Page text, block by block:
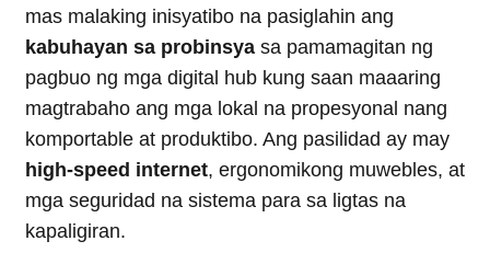
mas malaking inisyatibo na pasiglahin ang
kabuhayan sa probinsya sa pamamagitan ng
pagbuo ng mga digital hub kung saan maaaring
magtrabaho ang mga lokal na propesyonal nang
komportable at produktibo. Ang pasilidad ay may
high-speed internet, ergonomikong muwebles, at
mga seguridad na sistema para sa ligtas na
kapaligiran.